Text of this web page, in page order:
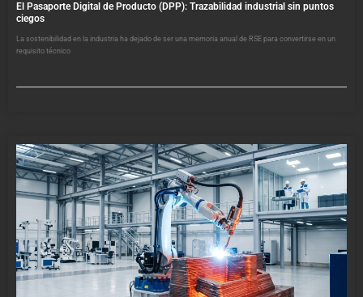
El Pasaporte Digital de Producto (DPP): Trazabilidad industrial sin puntos
ciegos
La sostenibilidad en la industria ha dejado de ser una memoria anual de RSE para convertirse en un
requisito técnico